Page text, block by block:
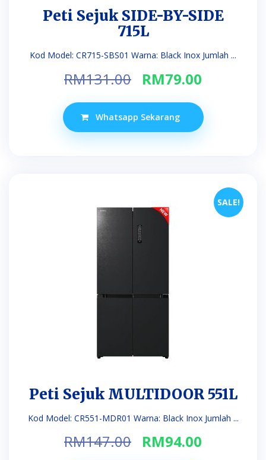
Peti Sejuk SIDE-BY-SIDE
715L
Kod Model: CR715-SBS01 Warna: Black Inox Jumlah ...
RM131.00 Original
was:
RM131.00.
RM79.00
is:
RM79.00.
Whatsapp Sekarang
SALE!
Peti Sejuk MULTIDOOR 551L
Kod Model: CR551-MDR01 Warna: Black Inox Jumlah ...
RM147.00 Original
RM94.00